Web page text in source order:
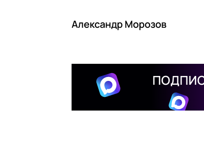
Александр Морозов